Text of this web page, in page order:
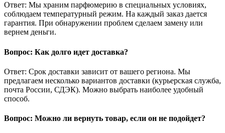
Ответ: Мы храним парфюмерию в специальных условиях,
соблюдаем температурный режим. На каждый заказ дается
гарантия. При обнаружении проблем сделаем замену или
вернем деньги.
Вопрос: Как долго идет доставка?
Ответ: Срок доставки зависит от вашего региона. Мы
предлагаем несколько вариантов доставки (курьерская служба,
почта России, СДЭК). Можно выбрать наиболее удобный
способ.
Вопрос: Можно ли вернуть товар, если он не подойдет?